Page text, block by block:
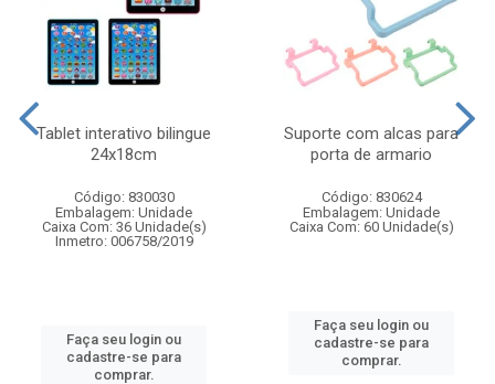
Tablet interativo bilingue
24x18cm
Código: 830030
Embalagem: Unidade
Caixa Com: 36 Unidade(s)
Inmetro: 006758/2019
Faça seu login ou
cadastre-se para
comprar.
Suporte com alcas para
porta de armario
Código: 830624
Embalagem: Unidade
Caixa Com: 60 Unidade(s)
Faça seu login ou
cadastre-se para
comprar.